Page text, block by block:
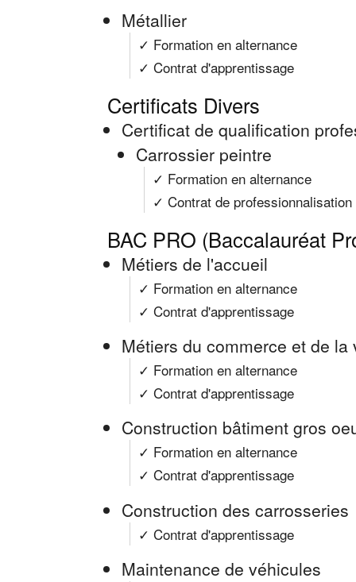
Métallier
✓ Formation en alternance
✓ Contrat d'apprentissage
Certificats Divers
Certificat de qualification
Carrossier peintre
✓ Formation en alternance
✓ Contrat de professionnalisation
BAC PRO (Baccalauréat
Métiers de l'accueil
✓ Formation en alternance
✓ Contrat d'apprentissage
Métiers du commerce et de la
✓ Formation en alternance
✓ Contrat d'apprentissage
Construction bâtiment gros
✓ Formation en alternance
✓ Contrat d'apprentissage
Construction des carrosseries
✓ Contrat d'apprentissage
Maintenance de véhicules